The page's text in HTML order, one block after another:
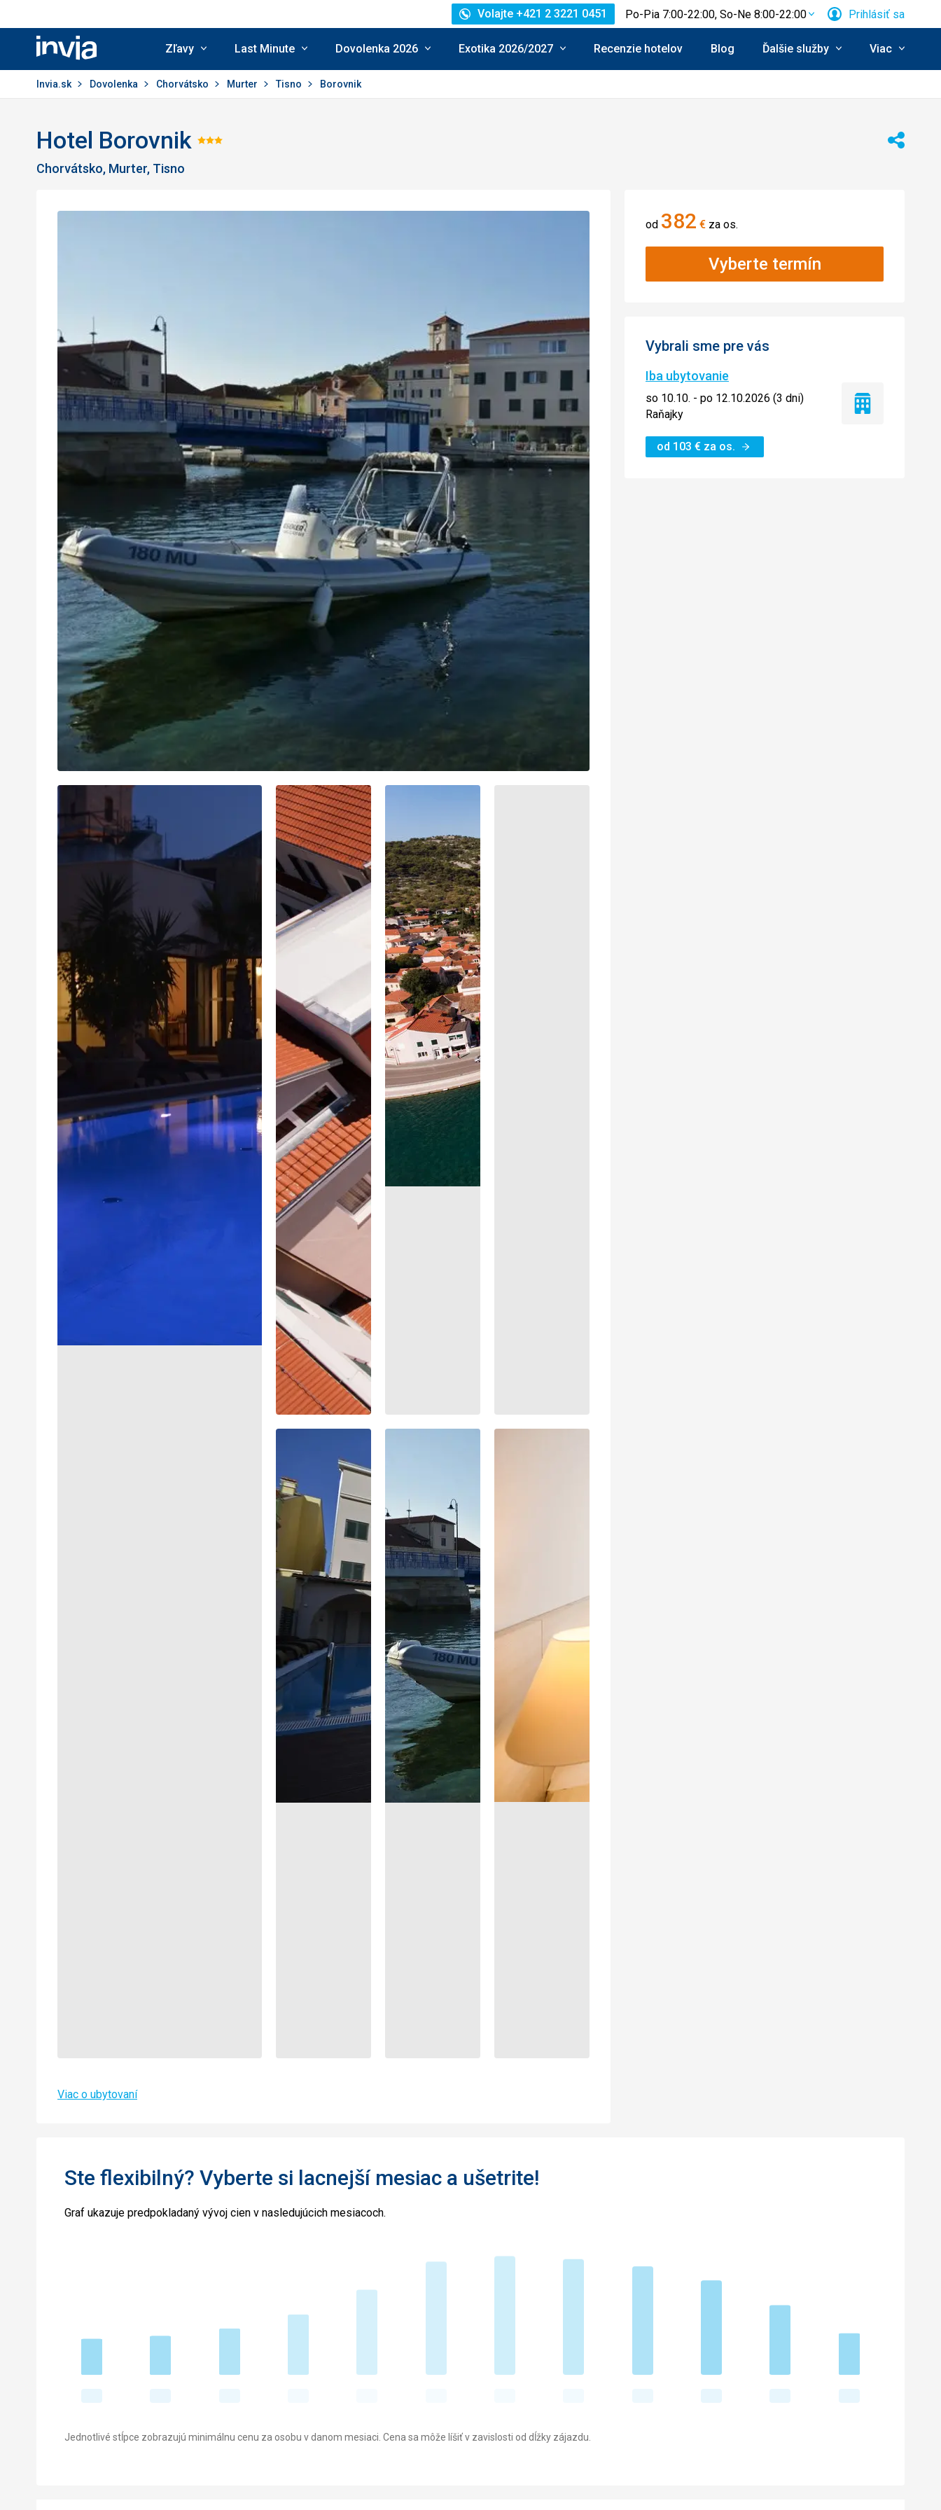
Invia.sk
Volajte +421 2 3221 0451 Po-Pia 7:00-22:00, So-Ne 8:00-22:00 Prihlásiť sa
Zľavy Last Minute Dovolenka 2026 Exotika 2026/2027 Recenzie hotelov Blog Ďalšie služby Viac
Invia.sk Dovolenka Chorvátsko Murter Tisno Borovnik
Hotel Borovnik Hodnotenie:
Chorvátsko, Murter, Tisno
Zdieľať
Viac o ubytovaní
od 382 € za os.
Vyberte termín
Vybrali sme pre vás
Iba ubytovanie
so 10.10. - po 12.10.2026 (3 dni)
Raňajky
od 103 € za os.
Iba
Ste flexibilný? Vyberte si lacnejší mesiac a ušetrite!
Graf ukazuje predpokladaný vývoj cien v nasledujúcich mesiacoch.
Jednotlivé stĺpce zobrazujú minimálnu cenu za osobu v danom mesiaci. Cena sa môže líšiť v zavislosti od dĺžky zájazdu.